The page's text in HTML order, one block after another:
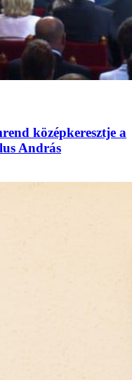
középkeresztje a
András